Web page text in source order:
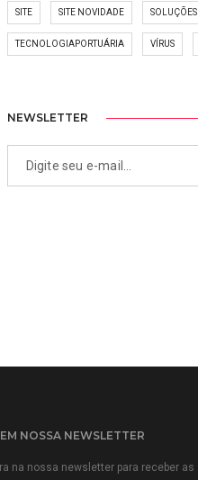
SITE SITE NOVIDADE SOLUÇÕES
TECNOLOGIAPORTUÁRIA VÍRUS
NEWSLETTER
NOSSA NEWSLETTER
na nossa newsletter para receber as